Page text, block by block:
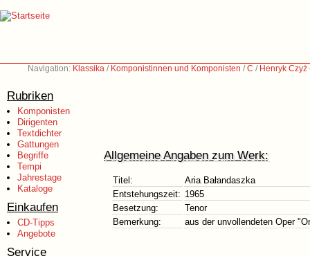
Navigation: Klassika / Komponistinnen und Komponisten /C / Henryk
Rubriken
Komponisten
Dirigenten
Textdichter
Gattungen
Begriffe
Tempi
Jahrestage
Kataloge
Einkaufen
CD-Tipps
Angebote
Service
Allgemeine Angaben zum Werk:
Titel:
Aria Bałandaszka
Entstehungszeit: 1965
Besetzung:
Tenor
Bemerkung:
aus der unvollendeten Oper